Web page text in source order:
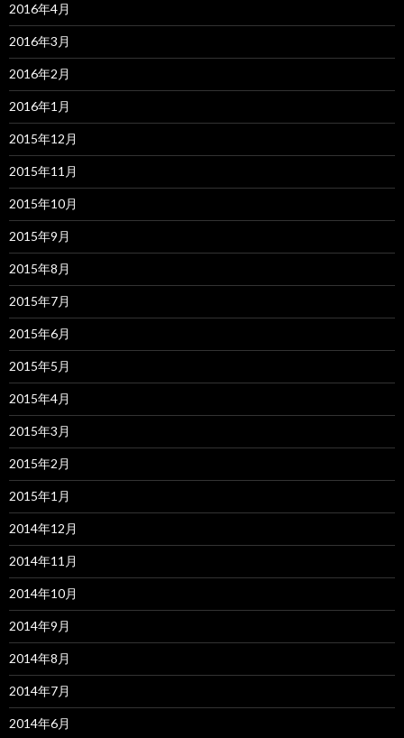
2016年4月
2016年3月
2016年2月
2016年1月
2015年12月
2015年11月
2015年10月
2015年9月
2015年8月
2015年7月
2015年6月
2015年5月
2015年4月
2015年3月
2015年2月
2015年1月
2014年12月
2014年11月
2014年10月
2014年9月
2014年8月
2014年7月
2014年6月